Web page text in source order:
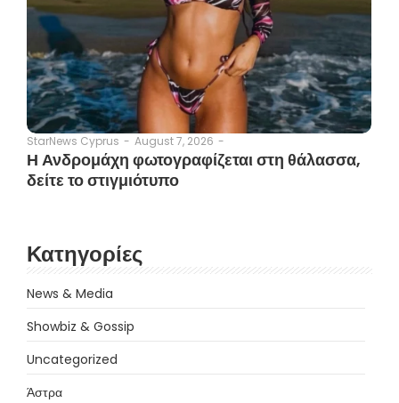
StarNews Cyprus - August 7, 2026 -
Η Ανδρομάχη φωτογραφίζεται στη θάλασσα,
δείτε το στιγμιότυπο
Κατηγορίες
News & Media
Showbiz & Gossip
Uncategorized
Άστρα